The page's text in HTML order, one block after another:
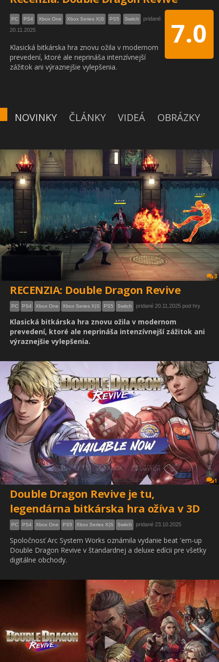
7.0
PC PS4 Xbox One Xbox Series X|S PS5 Switch
pridané
20.11.2025
Klasická bitkárska hra znovu ožila v modernom
prevedení, ktoré ale neprináša intenzívnejší
zážitok ani výraznejšie vylepšenia.
NOVINKY ČLÁNKY VIDEÁ OBRÁZKY
3
RECENZIA: Double Dragon Revive
PC PS4 Xbox One Xbox Series X|S PS5 Switch pridané 20.11.2025 pod hry
Klasická bitkárska hra znovu ožila v modernom
prevedení, ktoré ale neprináša intenzívnejší zážitok ani
výraznejšie vylepšenia.
1
Double Dragon Revive je tu,
legendárna bitkárska hra ožíva v 3D
PC PS4 Xbox One PS5 Xbox Series X|S Switch pridané 23.10.2025
Spoločnosť Arc System Works oznámila vydanie beat 'em-up
Double Dragon Revive v štandardnej a deluxe edícii pre všetky
digitálne obchody.